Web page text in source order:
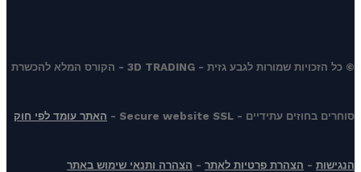
© כל הזכויות שמורות לגבע גזית - 3D TRADING - הקורס המלא להכשרת
סוחרים בחוזים עתידיים - Secure website SSL - האתר עומד לפי חוק
הנגישות - הצהרת פרטיות לאתר - הצהרה ותנאי שימוש באתר